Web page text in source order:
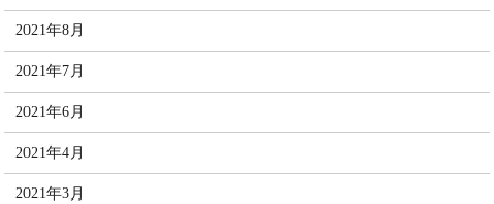
2021年8月
2021年7月
2021年6月
2021年4月
2021年3月